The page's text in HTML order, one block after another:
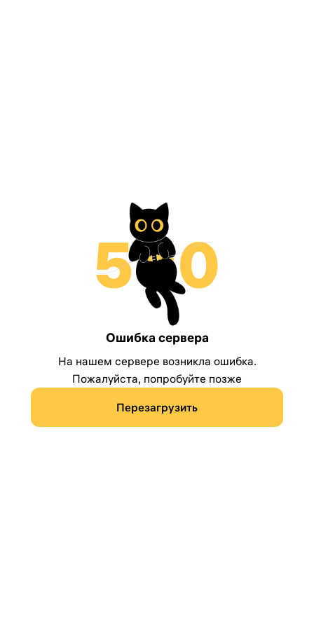
Ошибка сервера
На нашем сервере возникла ошибка.
Пожалуйста, попробуйте позже
Перезагрузить